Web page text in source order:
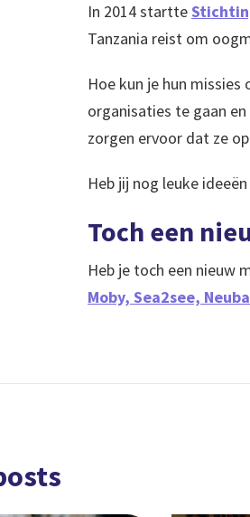
In 2014 startte
Tanzania reist om
Hoe kun je hun
organisaties te gaan
zorgen ervoor dat ze
Heb jij nog leuke
Toch een
Heb je toch een nieuw
Moby, Sea2see,